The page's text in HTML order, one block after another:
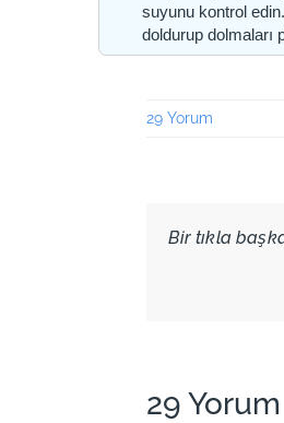
suyunu kontrol
doldurup dolmaları
29 Yorum
Bir tıkla
29 Yorum